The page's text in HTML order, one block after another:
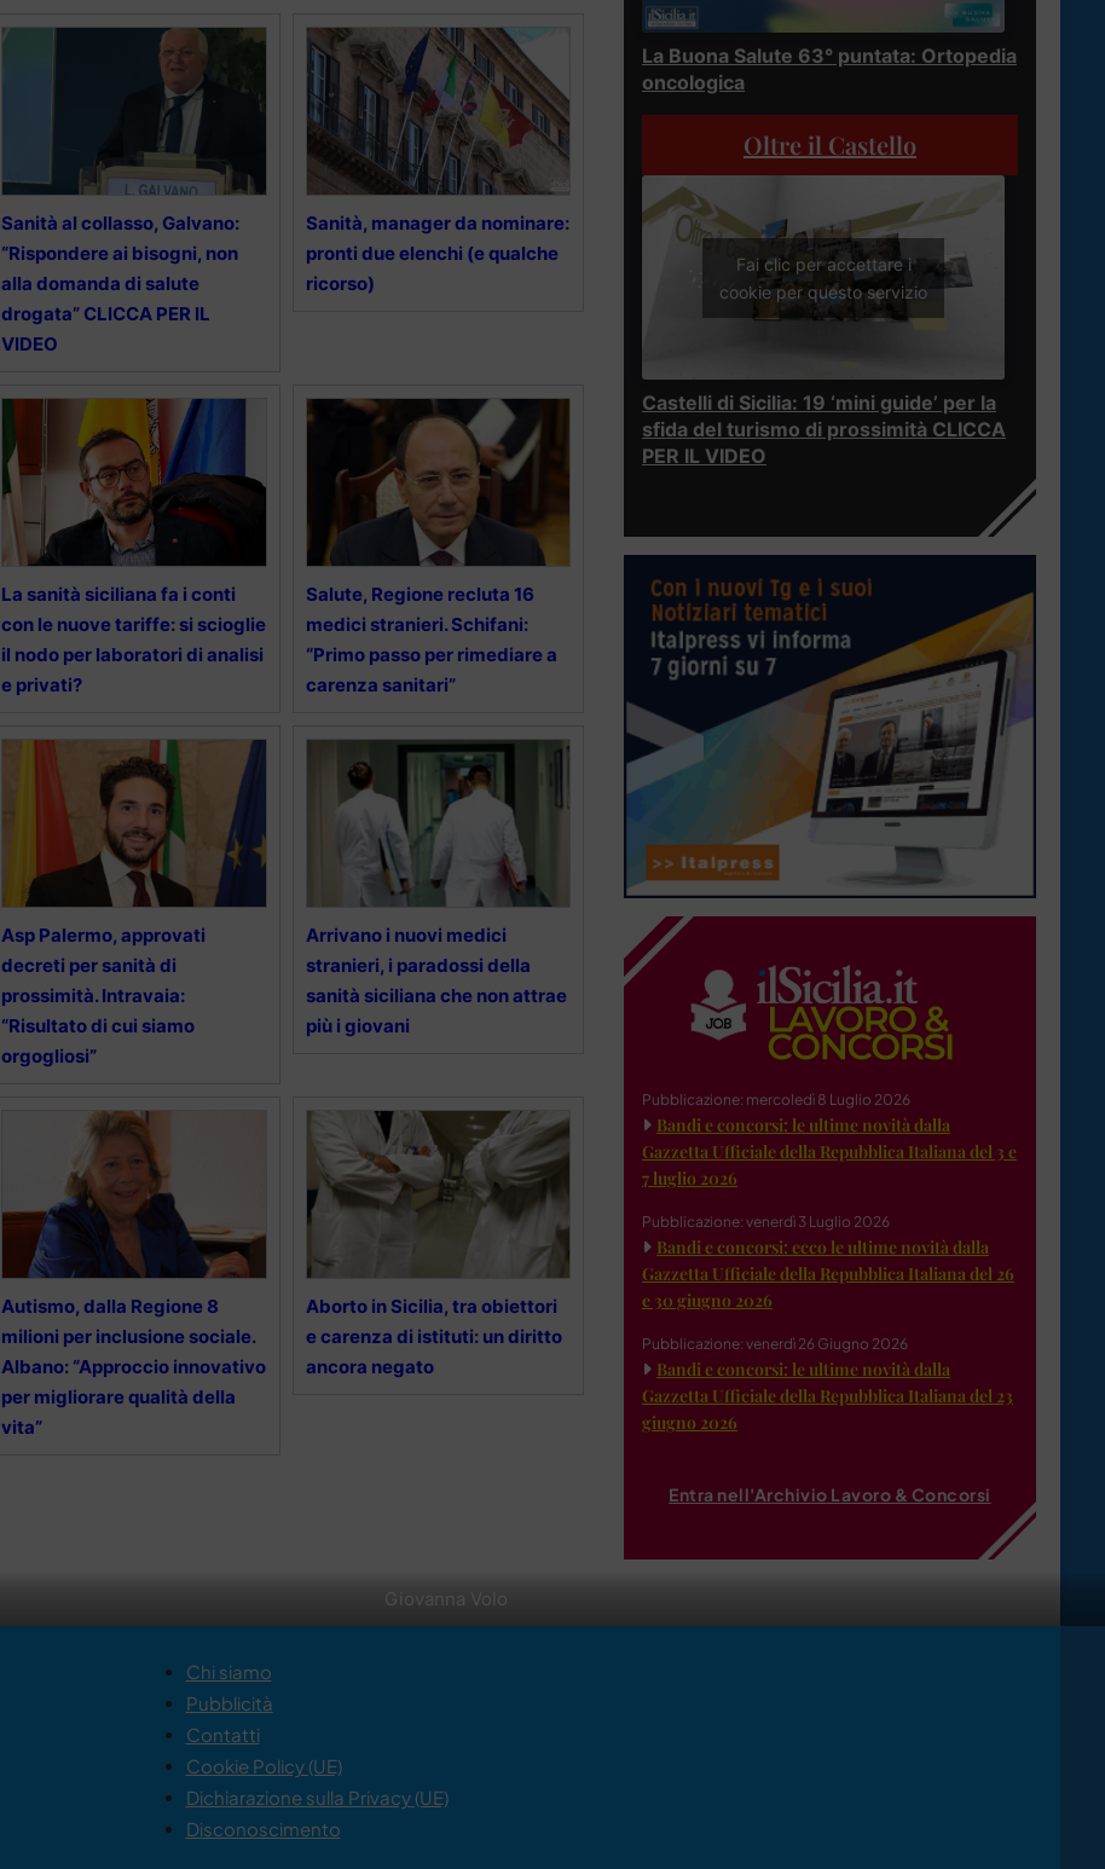
Giovanna Volo
Sanità al collasso, Galvano:
“Rispondere ai bisogni, non
alla domanda di salute
drogata” CLICCA PER IL
VIDEO
Sanità, manager da nominare:
pronti due elenchi (e qualche
ricorso)
La sanità siciliana fa i conti
con le nuove tariffe: si scioglie
il nodo per laboratori di analisi
e privati?
Salute, Regione recluta 16
medici stranieri. Schifani:
“Primo passo per rimediare a
carenza sanitari”
Asp Palermo, approvati
decreti per sanità di
prossimità. Intravaia:
“Risultato di cui siamo
orgogliosi”
Arrivano i nuovi medici
stranieri, i paradossi della
sanità siciliana che non attrae
più i giovani
Autismo, dalla Regione 8
milioni per inclusione sociale.
Albano: “Approccio innovativo
per migliorare qualità della
vita”
Aborto in Sicilia, tra obiettori
e carenza di istituti: un diritto
ancora negato
La Buona Salute 63° puntata: Ortopedia
oncologica
Oltre il Castello
Fai clic per accettare i
cookie per questo servizio
Castelli di Sicilia: 19 ‘mini guide’ per la
sfida del turismo di prossimità CLICCA
PER IL VIDEO
Pubblicazione: mercoledì 8 Luglio 2026
Bandi e concorsi: le ultime novità dalla
Gazzetta Ufficiale della Repubblica Italiana del 3 e
7 luglio 2026
Pubblicazione: venerdì 3 Luglio 2026
Bandi e concorsi: ecco le ultime novità dalla
Gazzetta Ufficiale della Repubblica Italiana del 26
e 30 giugno 2026
Pubblicazione: venerdì 26 Giugno 2026
Bandi e concorsi: le ultime novità dalla
Gazzetta Ufficiale della Repubblica Italiana del 23
giugno 2026
Entra nell'Archivio Lavoro & Concorsi
Chi siamo
Pubblicità
Contatti
Cookie Policy (UE)
Dichiarazione sulla Privacy (UE)
Disconoscimento